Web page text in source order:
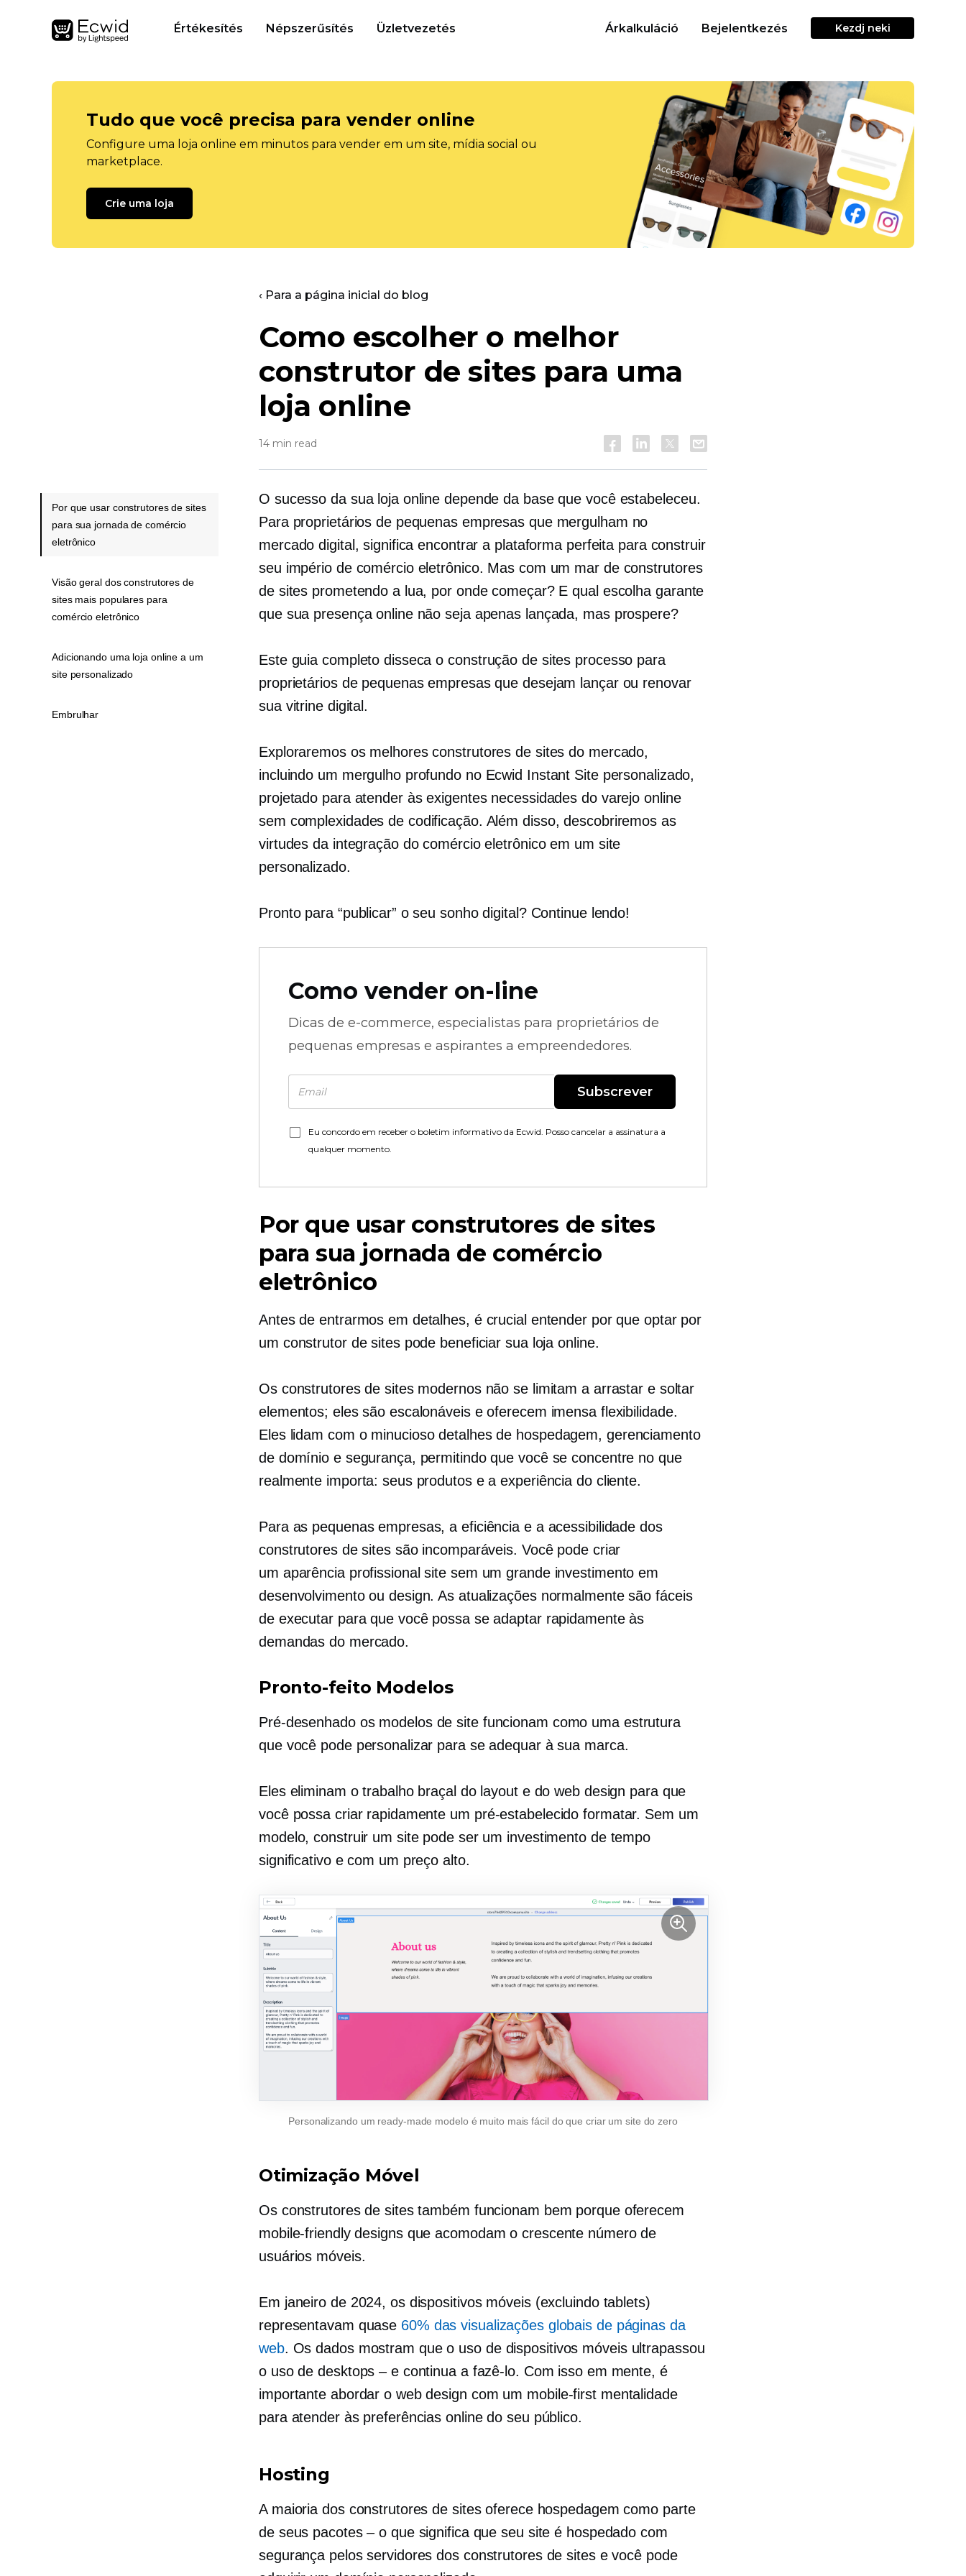
Értékesítés Népszerűsítés Üzletvezetés Árkalkuláció Bejelentkezés Kezdj neki
Tudo que você precisa para vender online
Configure uma loja online em minutos para vender em um site, mídia social ou
marketplace.
Crie uma loja
‹ Para a página inicial do blog
Como escolher o melhor
construtor de sites para uma
loja online
14 min read
O sucesso da sua loja online depende da base que você estabeleceu.
Para proprietários de pequenas empresas que mergulham no
mercado digital, significa encontrar a plataforma perfeita para construir
seu império de comércio eletrônico. Mas com um mar de construtores
de sites prometendo a lua, por onde começar? E qual escolha garante
que sua presença online não seja apenas lançada, mas prospere?
Este guia completo disseca oconstrução de sites processo para
proprietários de pequenas empresas que desejam lançar ou renovar
sua vitrine digital.
Exploraremos os melhores construtores de sites do mercado,
incluindo um mergulho profundo no Ecwid Instant Site personalizado,
projetado para atender às exigentes necessidades do varejo online
sem complexidades de codificação. Além disso, descobriremos as
virtudes da integração do comércio eletrônico em um site
personalizado.
Pronto para “publicar” o seu sonho digital? Continue lendo!
Como vender on-line
Dicas de e-commerce, especialistas para proprietários de
pequenas empresas e aspirantes a empreendedores.
Subscrever
Eu concordo em receber o boletim informativo da Ecwid. Posso cancelar a assinatura a
qualquer momento.
Por que usar construtores de sites
para sua jornada de comércio
eletrônico
Antes de entrarmos em detalhes, é crucial entender por que optar por
um construtor de sites pode beneficiar sua loja online.
Os construtores de sites modernos não se limitam a arrastar e soltar
elementos; eles são escalonáveis ​​e oferecem imensa flexibilidade.
Eles lidam com o minuciosodetalhes de hospedagem, gerenciamento
de domínio e segurança, permitindo que você se concentre no que
realmente importa: seus produtos e a experiência do cliente.
Para as pequenas empresas, a eficiência e a acessibilidade dos
construtores de sites são incomparáveis. Você pode criar
um aparência profissional site sem um grande investimento em
desenvolvimento ou design. As atualizações normalmente são fáceis
de executar para que você possa se adaptar rapidamente às
demandas do mercado.
Pronto-feito Modelos
Pré-desenhadoos modelos de site funcionam como uma estrutura
que você pode personalizar para se adequar à sua marca.
Eles eliminam o trabalho braçal do layout e do web design para que
você possa criar rapidamente um pré-estabelecido formatar. Sem um
modelo, construir um site pode ser um investimento de tempo
significativo e com um preço alto.
Personalizando um ready-made modelo é muito mais fácil do que criar um site do zero
Otimização Móvel
Os construtores de sites também funcionam bem porque oferecem
mobile-friendlydesigns que acomodam o crescente número de
usuários móveis.
Em janeiro de 2024, os dispositivos móveis (excluindo tablets)
representavam quase 60% das visualizações globais de páginas da
web. Os dados mostram que o uso de dispositivos móveis ultrapassou
o uso de desktops – e continua a fazê-lo. Com isso em mente, é
importante abordar o web design com um mobile-firstmentalidade
para atender às preferências online do seu público.
Hosting
A maioria dos construtores de sites oferece hospedagem como parte
de seus pacotes – o que significa que seu site é hospedado com
segurança pelos servidores dos construtores de sites e você pode
Por que usar construtores de sites
para sua jornada de comércio
eletrônico
Visão geral dos construtores de
sites mais populares para
comércio eletrônico
Adicionando uma loja online a um
site personalizado
Embrulhar